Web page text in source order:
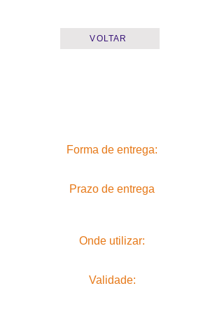
VOLTAR
Forma de entrega:
Prazo de entrega
Onde utilizar:
Validade: